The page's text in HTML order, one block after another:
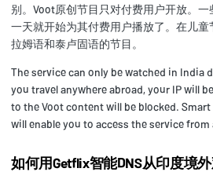
别。Voot原创节目只对付费用户开放。
一天就开始为其付费用户播放了。在儿
拉姆语和泰卢固语的节目。
The service can only be watched in
you travel anywhere abroad, your IP will
to the Voot content will be blocked.
will enable you to access the service
如何用Getflix智能DNS从印度境